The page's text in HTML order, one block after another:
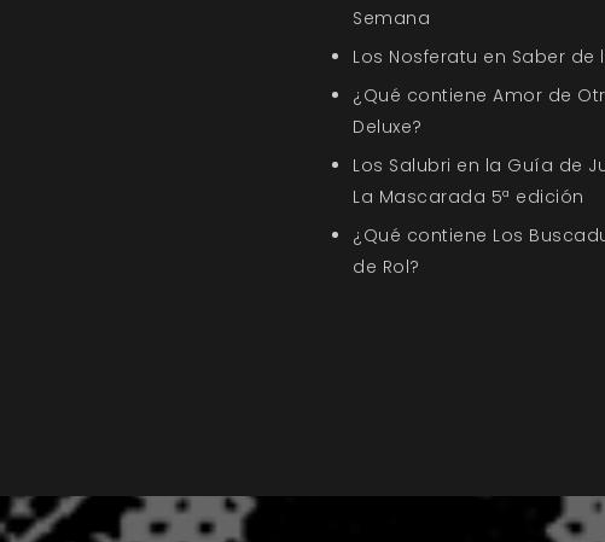
Semana
Los Nosferatu en Saber de
¿Qué contiene Amor de
Deluxe?
Los Salubri en la Guía de
La Mascarada 5ª edición
¿Qué contiene Los
de Rol?